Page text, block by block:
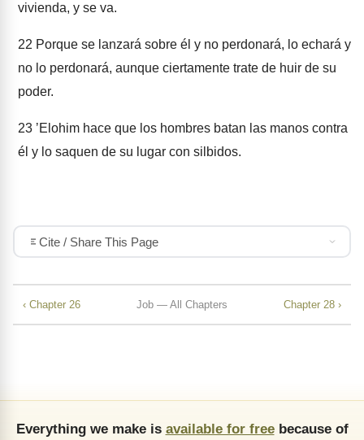
vivienda, y se va.
22 Porque se lanzará sobre él y no perdonará, lo echará y
no lo perdonará, aunque ciertamente trate de huir de su
poder.
23 ʼElohim hace que los hombres batan las manos contra
él y lo saquen de su lugar con silbidos.
Cite / Share This Page
‹ Chapter 26 Job — All Chapters Chapter 28 ›
Everything we make is available for freebecause of